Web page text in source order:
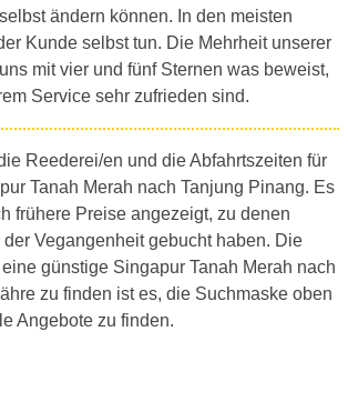
ändern können. In den meisten
Kunde selbst tun. Die Mehrheit unserer
mit vier und fünf Sternen was beweist,
Service sehr zufrieden sind.
Reederei/en und die Abfahrtszeiten für
Tanah Merah nach Tanjung Pinang. Es
frühere Preise angezeigt, zu denen
Vegangenheit gebucht haben. Die
günstige Singapur Tanah Merah nach
zu finden ist es, die Suchmaske oben
Angebote zu finden.